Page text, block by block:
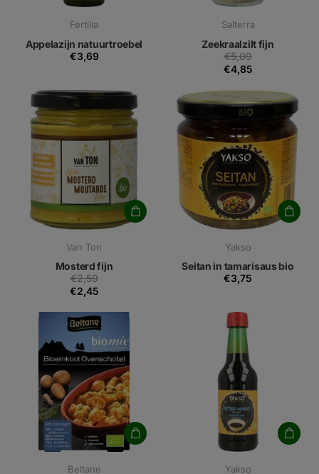
Fertilia
Appelazijn natuurtroebel
€3,69
Salterra
Zeekraalzilt fijn
€5,09
€4,85
Van Ton
Mosterd fijn
€2,59
€2,45
Yakso
Seitan in tamarisaus bio
€3,75
Beltane Yakso